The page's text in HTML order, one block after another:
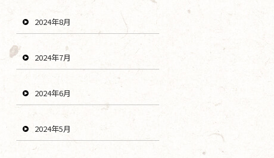
2024年8月
2024年7月
2024年6月
2024年5月